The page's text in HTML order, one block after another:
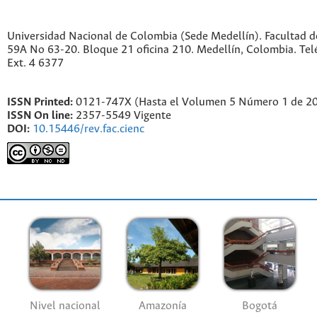
Universidad Nacional de Colombia (Sede Medellín). Facultad
59A No 63-20. Bloque 21 oficina 210. Medellín, Colombia.
Ext. 4 6377
ISSN Printed: 0121-747X (Hasta el Volumen 5 Número 1 de
ISSN On line: 2357-5549 Vigente
DOI: 10.15446/rev.fac.cienc
Nivel nacional Amazonía Bogotá